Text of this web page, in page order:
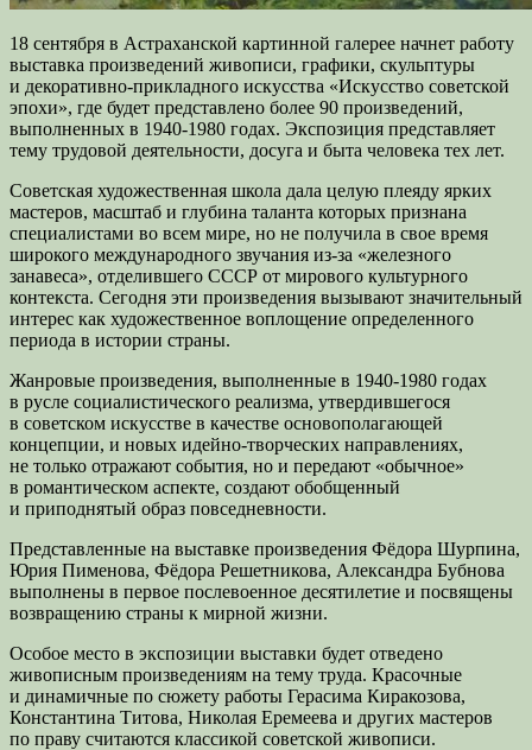
18 сентября в Астраханской картинной галерее начнет работу
выставка произведений живописи, графики, скульптуры
и декоративно-прикладного искусства «Искусство советской
эпохи», где будет представлено более 90 произведений,
выполненных в 1940-1980 годах. Экспозиция представляет
тему трудовой деятельности, досуга и быта человека тех лет.
Советская художественная школа дала целую плеяду ярких
мастеров, масштаб и глубина таланта которых признана
специалистами во всем мире, но не получила в свое время
широкого международного звучания из-за «железного
занавеса», отделившего СССР от мирового культурного
контекста. Сегодня эти произведения вызывают значительный
интерес как художественное воплощение определенного
периода в истории страны.
Жанровые произведения, выполненные в 1940-1980 годах
в русле социалистического реализма, утвердившегося
в советском искусстве в качестве основополагающей
концепции, и новых идейно-творческих направлениях,
не только отражают события, но и передают «обычное»
в романтическом аспекте, создают обобщенный
и приподнятый образ повседневности.
Представленные на выставке произведения Фёдора Шурпина,
Юрия Пименова, Фёдора Решетникова, Александра Бубнова
выполнены в первое послевоенное десятилетие и посвящены
возвращению страны к мирной жизни.
Особое место в экспозиции выставки будет отведено
живописным произведениям на тему труда. Красочные
и динамичные по сюжету работы Герасима Киракозова,
Константина Титова, Николая Еремеева и других мастеров
по праву считаются классикой советской живописи.